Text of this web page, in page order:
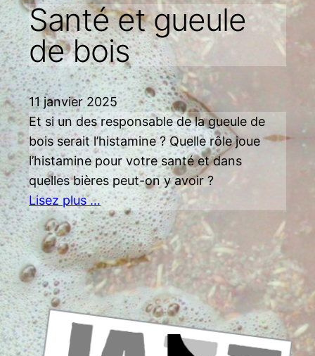
Santé et gueule
de bois
11 janvier 2025
Et si un des responsable de la gueule de
bois serait l’histamine ? Quelle rôle joue
l’histamine pour votre santé et dans
quelles bières peut-on y avoir ?
Lisez plus …